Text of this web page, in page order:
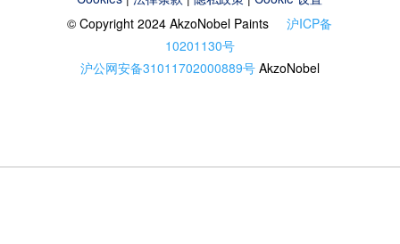
© Copyright 2024 AkzoNobel Paints沪ICP备
10201130号
沪公网安备31011702000889号 AkzoNobel